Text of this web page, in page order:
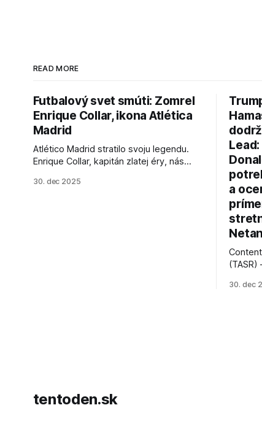
READ MORE
Futbalový svet smúti: Zomrel
Enrique Collar, ikona Atlética
Madrid
Atlético Madrid stratilo svoju legendu.
Enrique Collar, kapitán zlatej éry, nás
jeho úspechy a odkaz.
30. dec 2025
a
(TASR)
30. dec
tentoden.sk